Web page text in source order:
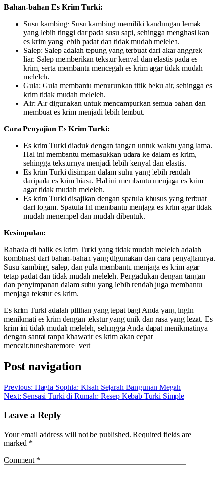
Bahan-bahan Es Krim Turki:
Susu kambing: Susu kambing memiliki kandungan lemak
yang lebih tinggi daripada susu sapi, sehingga menghasilkan
es krim yang lebih padat dan tidak mudah meleleh.
Salep: Salep adalah tepung yang terbuat dari akar anggrek
liar. Salep memberikan tekstur kenyal dan elastis pada es
krim, serta membantu mencegah es krim agar tidak mudah
meleleh.
Gula: Gula membantu menurunkan titik beku air, sehingga es
krim tidak mudah meleleh.
Air: Air digunakan untuk mencampurkan semua bahan dan
membuat es krim menjadi lebih lembut.
Cara Penyajian Es Krim Turki:
Es krim Turki diaduk dengan tangan untuk waktu yang lama.
Hal ini membantu memasukkan udara ke dalam es krim,
sehingga teksturnya menjadi lebih kenyal dan elastis.
Es krim Turki disimpan dalam suhu yang lebih rendah
daripada es krim biasa. Hal ini membantu menjaga es krim
agar tidak mudah meleleh.
Es krim Turki disajikan dengan spatula khusus yang terbuat
dari logam. Spatula ini membantu menjaga es krim agar tidak
mudah menempel dan mudah dibentuk.
Kesimpulan:
Rahasia di balik es krim Turki yang tidak mudah meleleh adalah
kombinasi dari bahan-bahan yang digunakan dan cara penyajiannya.
Susu kambing, salep, dan gula membantu menjaga es krim agar
tetap padat dan tidak mudah meleleh. Pengadukan dengan tangan
dan penyimpanan dalam suhu yang lebih rendah juga membantu
menjaga tekstur es krim.
Es krim Turki adalah pilihan yang tepat bagi Anda yang ingin
menikmati es krim dengan tekstur yang unik dan rasa yang lezat. Es
krim ini tidak mudah meleleh, sehingga Anda dapat menikmatinya
dengan santai tanpa khawatir es krim akan cepat
mencair.tunesharemore_vert
Post navigation
Previous: Hagia Sophia: Kisah Sejarah Bangunan Megah
Next: Sensasi Turki di Rumah: Resep Kebab Turki Simple
Leave a Reply
Your email address will not be published. Required fields are
marked *
Comment *